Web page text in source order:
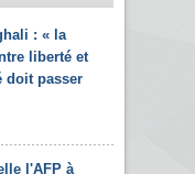
: « la
liberté et
doit passer
l'AFP à